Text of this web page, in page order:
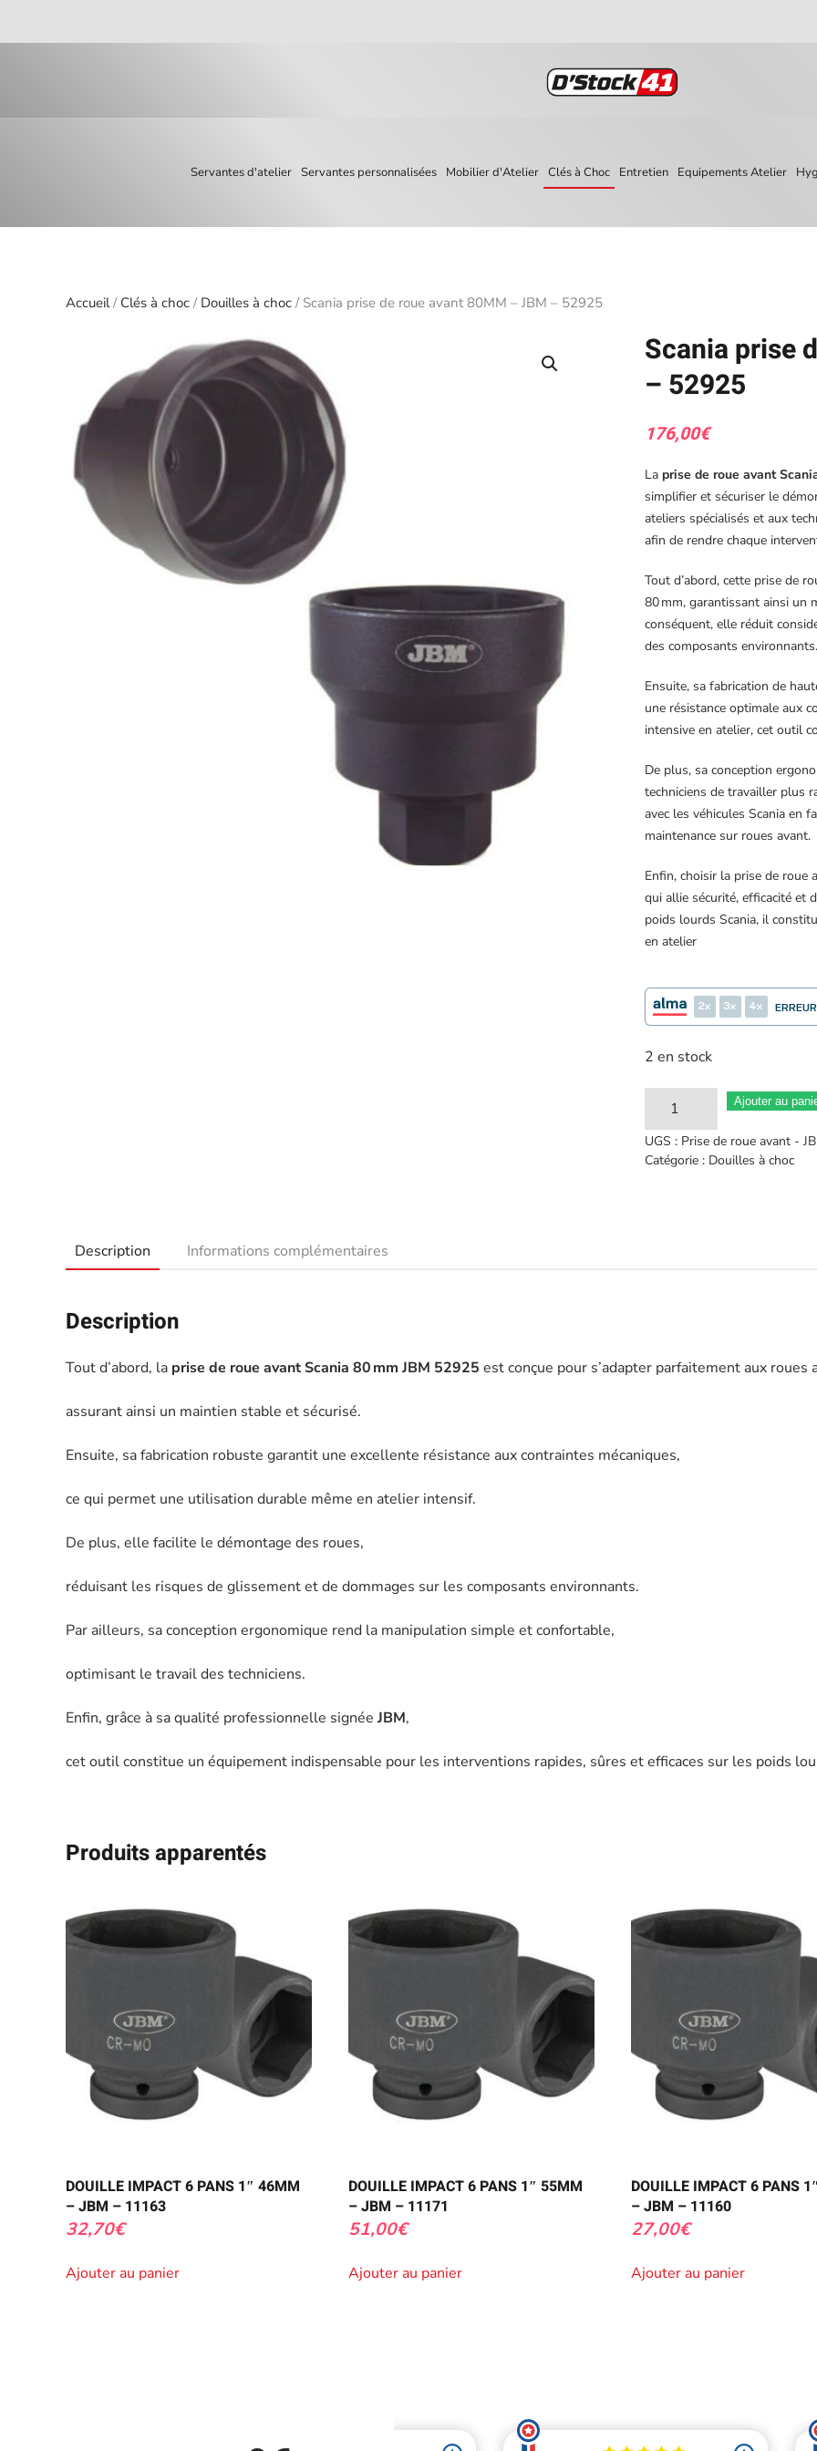
Servantes d'atelier Servantes personnalisées Mobilier d'Atelier Clés à Choc Entretien Equipements Atelier
Accueil/ Clés à choc / Douilles à choc / Scania prise de roue avant 80MM – JBM – 52925
Scania prise
– 52925
176,00€
La prise de roue avant
simplifier et sécuriser le
ateliers spécialisés et aux
afin de rendre chaque
Tout d’abord, cette prise de
80 mm, garantissant ainsi un
conséquent, elle réduit
des composants environnants.
Ensuite, sa fabrication de
une résistance optimale aux
intensive en atelier, cet outil
De plus, sa conception
techniciens de travailler plus
avec les véhicules Scania en
maintenance sur roues avant.
Enfin, choisir la prise de roue
qui allie sécurité, efficacité et
poids lourds Scania, il
en atelier
2 3 4 ERREUR
2 en stock
quantité
de
Scania
52925
Ajouter au
UGS : Prise de roue avant -
Catégorie : Douilles à choc
Description Informations complémentaires
Description
Tout d’abord, la prise de roue avant Scania 80 mm JBM 52925 est conçue pour s’adapter parfaitement aux roues
assurant ainsi un maintien stable et sécurisé.
Ensuite, sa fabrication robuste garantit une excellente résistance aux contraintes mécaniques,
ce qui permet une utilisation durable même en atelier intensif.
De plus, elle facilite le démontage des roues,
réduisant les risques de glissement et de dommages sur les composants environnants.
Par ailleurs, sa conception ergonomique rend la manipulation simple et confortable,
optimisant le travail des techniciens.
Enfin, grâce à sa qualité professionnelle signée JBM,
cet outil constitue un équipement indispensable pour les interventions rapides, sûres et efficaces sur les poids
Produits apparentés
DOUILLE IMPACT 6 PANS 1″ 46MM
– JBM – 11163
32,70€
Ajouter au panier
DOUILLE IMPACT 6 PANS 1″ 55MM
– JBM – 11171
51,00€
Ajouter au panier
DOUILLE IMPACT 6 PANS
– JBM – 11160
27,00€
Ajouter au panier